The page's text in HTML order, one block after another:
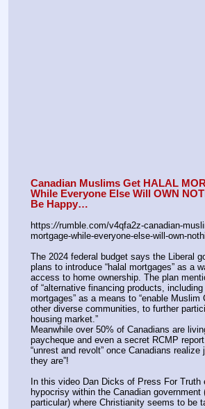
Canadian Muslims Get HALAL
While Everyone Else Will OWN
Be Happy…
https://rumble.com/v4qfa2z-canadian-
mortgage-while-everyone-else-will-own-
The 2024 federal budget says the Liberal
plans to introduce “halal mortgages” as a
access to home ownership. The plan
of “alternative financing products, including
mortgages” as a means to “enable Muslim
other diverse communities, to further
housing market.”
Meanwhile over 50% of Canadians are
paycheque and even a secret RCMP
“unrest and revolt” once Canadians realize
they are”!
In this video Dan Dicks of Press For Truth
hypocrisy within the Canadian government
particular) where Christianity seems to be